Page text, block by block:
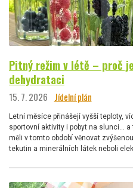
Pitný režim v létě – proč
dehydrataci
15. 7. 2026 Jídelní plán
Letní měsíce přinášejí vyšší teploty,
sportovní aktivity i pobyt na slunci… a
měli v tomto období věnovat
tekutin a minerálních látek neboli